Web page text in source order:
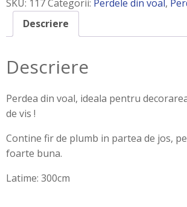
SKU: 117Categorii: Perdele din voal,
Descriere
Descriere
Perdea din voal, ideala pentru
de vis !
Contine fir de plumb in partea de jos,
foarte buna.
Latime: 300cm